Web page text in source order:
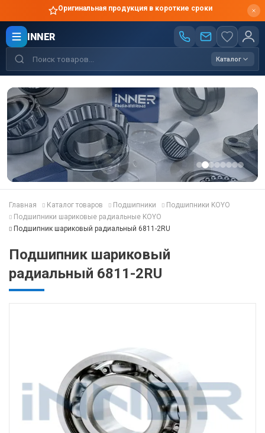
Оригинальная продукция в короткие сроки
INNER
Каталог
Главная Каталог товаров Подшипники
Подшипники KOYO
Подшипники шариковые радиальные KOYO
Подшипник шариковый радиальный 6811-2RU
Подшипник шариковый
радиальный 6811-2RU